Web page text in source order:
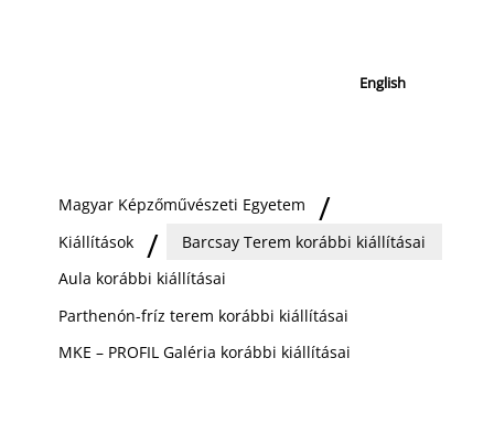
English
Magyar Képzőművészeti Egyetem
Kiállítások
Barcsay Terem korábbi kiállításai
Aula korábbi kiállításai
Parthenón-fríz terem korábbi kiállításai
MKE – PROFIL Galéria korábbi kiállításai